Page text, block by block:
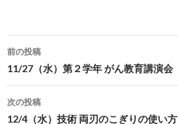
投
稿
前の投稿
11/27（水）第２学年 がん教育講演会
次の投稿
12/4（水）技術 両刃のこぎりの使い方